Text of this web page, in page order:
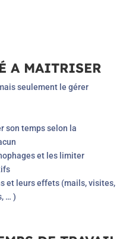
A MAITRISER
seulement le gérer
son temps selon la
et les limiter
et leurs effets (mails, visites,
… )